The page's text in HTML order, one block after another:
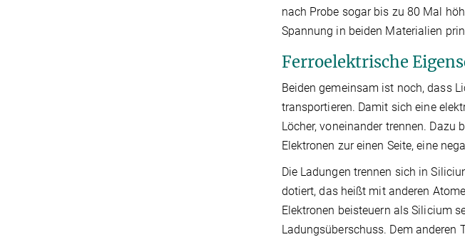
nach Probe sogar bis zu 80 Mal
Spannung in beiden Materialien
Ferroelektrische
Beiden gemeinsam ist noch, dass
transportieren. Damit sich eine
Löcher, voneinander trennen. Dazu
Elektronen zur einen Seite, eine
Die Ladungen trennen sich in
dotiert, das heißt mit anderen
Elektronen beisteuern als Silicium
Ladungsüberschuss. Dem anderen